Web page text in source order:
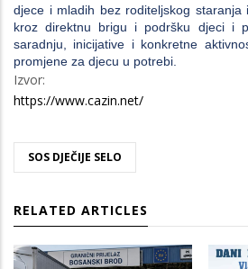
djece i mladih bez roditeljskog
kroz direktnu brigu i podršku djeci i
saradnju, inicijative i konkretne
promjene za djecu u potrebi.
Izvor:
https://www.cazin.net/
SOS DJEČIJE SELO
RELATED ARTICLES